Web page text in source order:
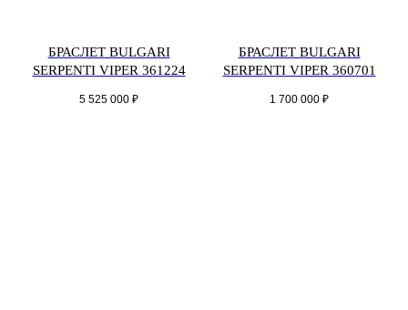
БРАСЛЕТ BULGARI
SERPENTI VIPER 361224
5 525 000 ₽
БРАСЛЕТ BULGARI
SERPENTI VIPER 360701
1 700 000 ₽